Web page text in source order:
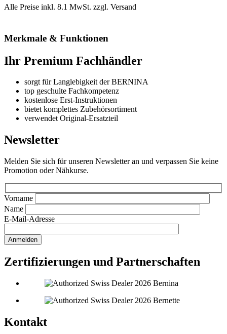
Alle Preise inkl. 8.1 MwSt. zzgl. Versand
Merkmale & Funktionen
Ihr Premium Fachhändler
sorgt für Langlebigkeit der BERNINA
top geschulte Fachkompetenz
kostenlose Erst-Instruktionen
bietet komplettes Zubehörsortiment
verwendet Original-Ersatzteil
Newsletter
Melden Sie sich für unseren Newsletter an und verpassen Sie keine
Promotion oder Nähkurse.
Vorname
Name
E-Mail-Adresse
Zertifizierungen und Partnerschaften
Kontakt